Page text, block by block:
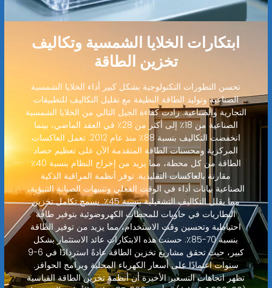
ابتكارات الخلايا الشمسية وتكاليف
تخزين الطاقة
تحسن التطورات التكنولوجية بشكل كبير أداء الخلايا الشمسية
الصناعية وتوليد الطاقة النظيفة مع تقليل التكاليف للتطبيقات
التجارية والصناعية. زادت كفاءة الجيل التالي من الخلايا الشمسية
الصناعية من 18٪ إلى أكثر من 28٪ في العقد الماضي، بينما
انخفضت التكاليف بنسبة 88٪ منذ عام 2012. تعمل العاكسات
المركزية ومحسنات الطاقة المتقدمة الآن على تعظيم حصاد
الطاقة من كل محطة، مما يزيد من إخراج النظام بنسبة 40٪
مقارنة بالعاكسات التقليدية. توفر أنظمة المراقبة الذكية
الصناعية بيانات أداء في الوقت الفعلي وتنبيهات الصيانة التنبؤية،
مما يقلل التكاليف التشغيلية بنسبة 45٪. يسمح تكامل تخزين
البطاريات في حاويات للمحطات الكهروضوئية بتوفير طاقة
احتياطية وتحسين وقت الاستخدام، مما يزيد من توفير الطاقة
بنسبة 70-85٪. حسنت هذه الابتكارات عائد الاستثمار بشكل
كبير، حيث تحقق مشاريع تخزين الطاقة عادةً استردادًا في 6-9
سنوات اعتمادًا على أسعار الكهرباء المحلية وبرامج الحوافز.
تظهر اتجاهات التسعير الأخيرة أن أنظمة تخزين الطاقة القياسية